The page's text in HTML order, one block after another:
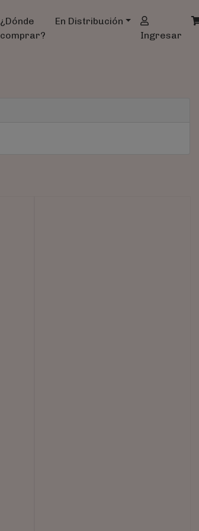
¿Dónde
comprar?
En Distribución
Ingresar